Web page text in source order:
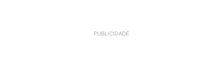
PUBLICIDADE